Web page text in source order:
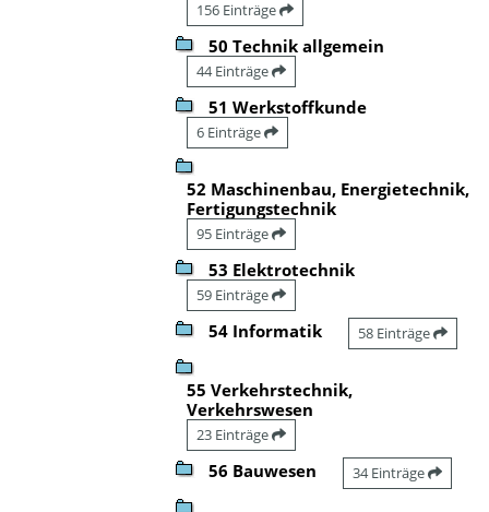
156 Einträge
50 Technik allgemein
44 Einträge
51 Werkstoffkunde
6 Einträge
52 Maschinenbau, Energietechnik,
Fertigungstechnik
95 Einträge
53 Elektrotechnik
59 Einträge
54 Informatik 58 Einträge
55 Verkehrstechnik,
Verkehrswesen
23 Einträge
56 Bauwesen 34 Einträge